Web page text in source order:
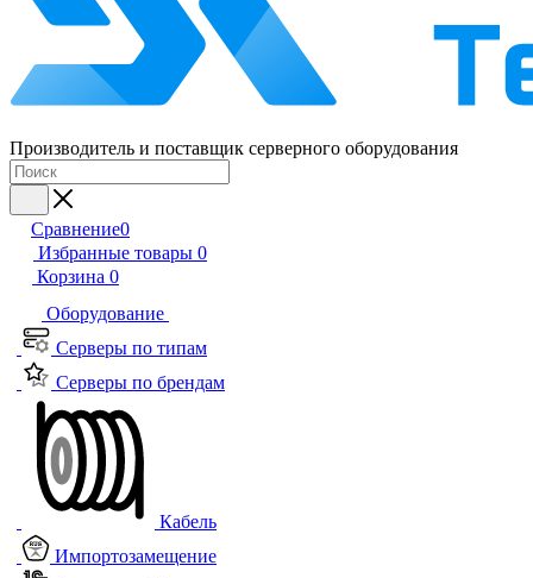
Производитель и поставщик серверного оборудования
Сравнение0
Избранные товары 0
Корзина 0
Оборудование
Серверы по типам
Серверы по брендам
Кабель
Импортозамещение